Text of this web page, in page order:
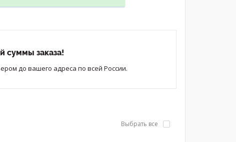
суммы заказа!
до вашего адреса по всей России.
Выбрать все